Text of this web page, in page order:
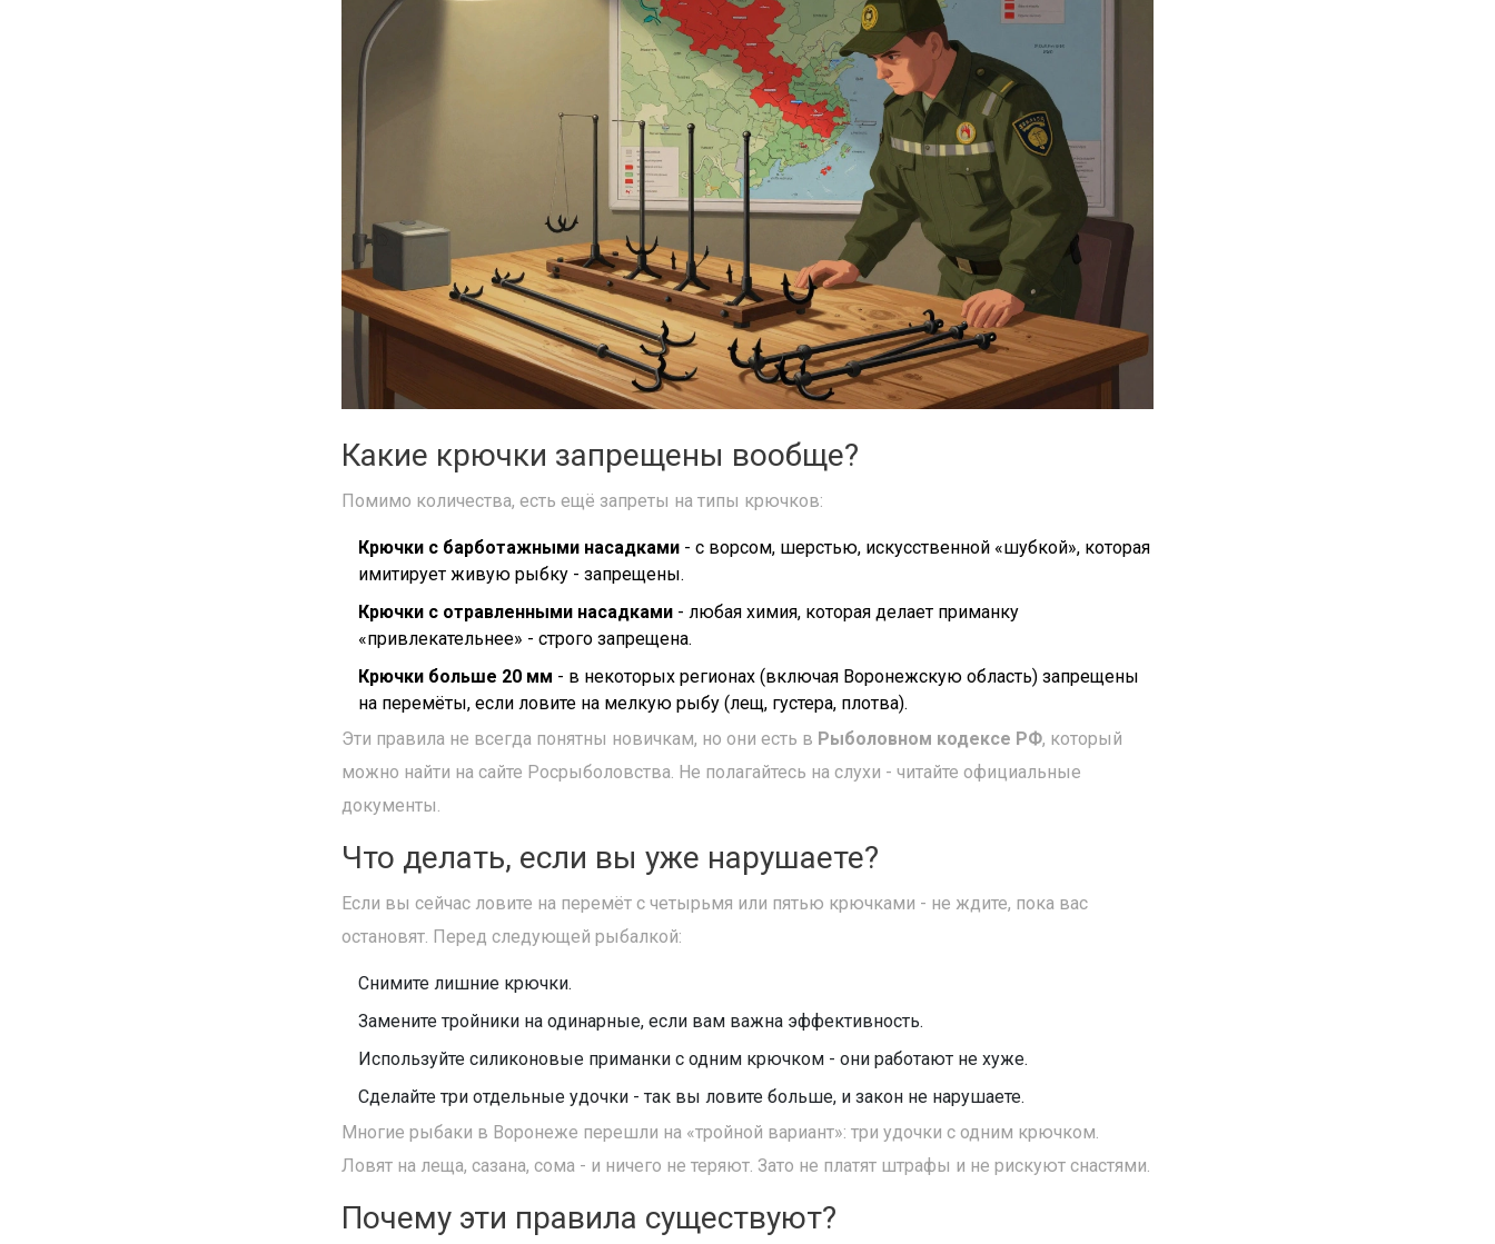
Какие крючки запрещены вообще?
Помимо количества, есть ещё запреты на типы крючков:
Крючки с барботажными насадками - с ворсом, шерстью, искусственной «шубкой», которая
имитирует живую рыбку - запрещены.
Крючки с отравленными насадками - любая химия, которая делает приманку
«привлекательнее» - строго запрещена.
Крючки больше 20 мм - в некоторых регионах (включая Воронежскую область) запрещены
на перемёты, если ловите на мелкую рыбу (лещ, густера, плотва).
Эти правила не всегда понятны новичкам, но они есть в Рыболовном кодексе РФ, который
можно найти на сайте Росрыболовства. Не полагайтесь на слухи - читайте официальные
документы.
Что делать, если вы уже нарушаете?
Если вы сейчас ловите на перемёт с четырьмя или пятью крючками - не ждите, пока вас
остановят. Перед следующей рыбалкой:
Снимите лишние крючки.
Замените тройники на одинарные, если вам важна эффективность.
Используйте силиконовые приманки с одним крючком - они работают не хуже.
Сделайте три отдельные удочки - так вы ловите больше, и закон не нарушаете.
Многие рыбаки в Воронеже перешли на «тройной вариант»: три удочки с одним крючком.
Ловят на леща, сазана, сома - и ничего не теряют. Зато не платят штрафы и не рискуют снастями.
Почему эти правила существуют?